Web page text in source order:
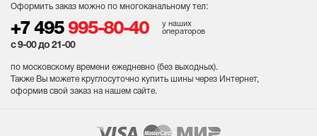
Оформить заказ можно по многоканальному тел:
+7 495 995-80-40
у наших
операторов
с 9-00 до 21-00
по московскому времени ежедневно (без выходных).
Также Вы можете круглосуточно купить шины через Интернет,
оформив свой заказ на нашем сайте.